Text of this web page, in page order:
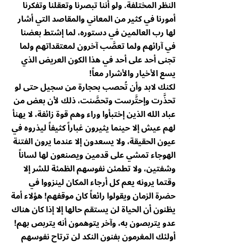
النظر المختلفة. ولو أننا تبصرنا وتعقلنا وتفكرنا
أمورنا في كثير من المعاني والمقاصد التي أشار
لها رب العالمين في دستوره، لما إشتط بعضنا
في آرائهم ولما تعصَّب آخرون لمعتقداتهم ولما
تجنى أحد على أحد في هذا الكون العريض الذي
يسع الأخيار والأشرار معاً!
لكنك لابد وأن تُحصب بحجارة من سجيل حتى لو
تحذَّرت وإحتَّرست وتحصَّنت، ذلك لأن بعض من
عباد الله الذين إختبأوا وراء وهم قوة زائفة، لا يهنأ
لهم عيش إلا حينما يثيرون غباراً كثيفاً ليذروه في
عيون الحقيقة، ولا يسعدون إلا عندما يرون الفتنة
الهوجاء تمشي على قدمين ويصنعون لها لساناً
وشفتين، ولا تطمئن نفوسهم الظمئة للشر إلا
وقتما يرونه يعم كل أرجاء المكان لينزووا في
حضرة الزمان ويقولوا رائعاً كان موقفهم! هؤلاء أمة
يظنون أن الحياة لن يستقم حالها إلا إذا كان هناك
عدو يتربصون به، وآخر يتوهمون أنه يتربص بهم!
أولئك المغرمون بفنون النكد لن ترتاح نفوسهم